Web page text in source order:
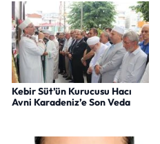
Kebir Süt’ün Kurucusu Hacı
Avni Karadeniz’e Son Veda